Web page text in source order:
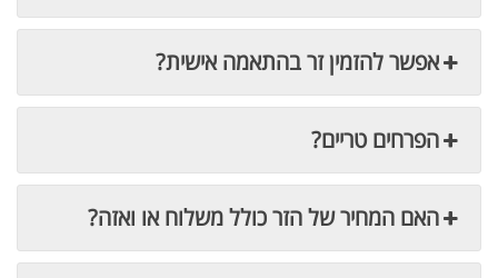
אפשר להזמין זר בהתאמה אישית?
הפרחים טריים?
האם המחיר של הזר כולל משלוח או ואזה?